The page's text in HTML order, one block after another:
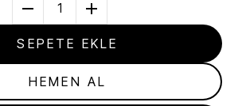
1
SEPETE EKLE
HEMEN AL